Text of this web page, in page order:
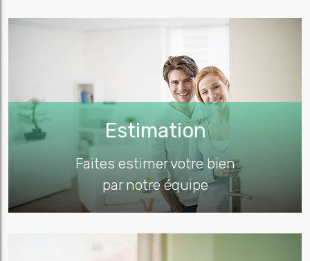
Estimation
Faites estimer votre bien
par notre équipe